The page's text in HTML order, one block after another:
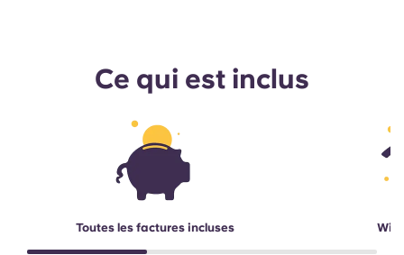
Ce qui est inclus
Toutes les factures incluses Wi-